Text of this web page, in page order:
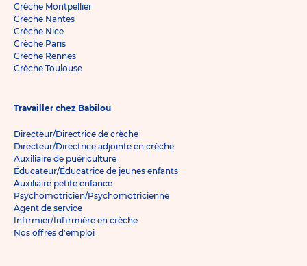
Crèche Montpellier
Crèche Nantes
Crèche Nice
Crèche Paris
Crèche Rennes
Crèche Toulouse
Travailler chez Babilou
Directeur/Directrice de crèche
Directeur/Directrice adjointe en crèche
Auxiliaire de puériculture
Éducateur/Éducatrice de jeunes enfants
Auxiliaire petite enfance
Psychomotricien/Psychomotricienne
Agent de service
Infirmier/Infirmière en crèche
Nos offres d'emploi